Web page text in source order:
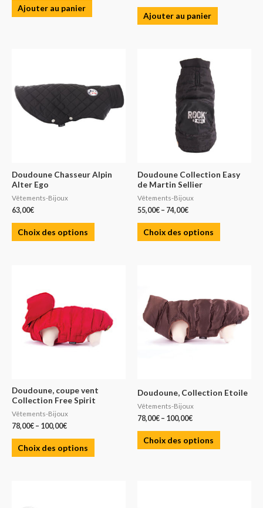
Ajouter au panier
Ajouter au panier
Doudoune Chasseur Alpin
Alter Ego
Vêtements-Bijoux
63,00€
Choix des options
Doudoune Collection Easy
de Martin Sellier
Vêtements-Bijoux
55,00€ – 74,00€
Choix des options
Doudoune, coupe vent
Collection Free Spirit
Vêtements-Bijoux
78,00€ – 100,00€
Choix des options
Doudoune, Collection Etoile
Vêtements-Bijoux
78,00€ – 100,00€
Choix des options